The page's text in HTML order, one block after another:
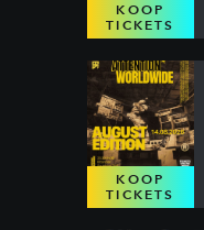
KOOP
TICKETS
KOOP
TICKETS